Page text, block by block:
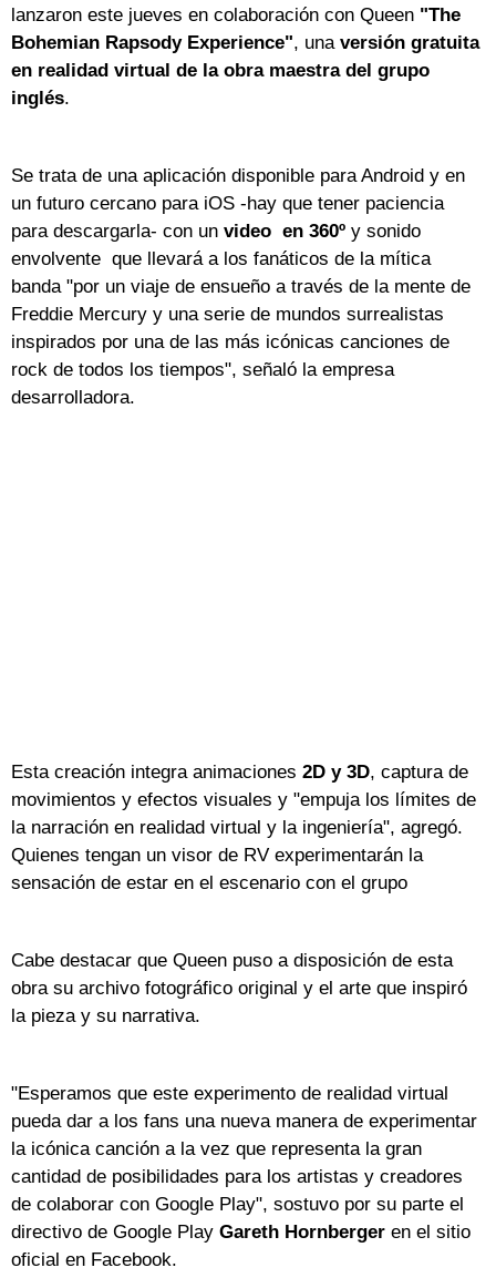
lanzaron este jueves en colaboración con Queen "The
Bohemian Rapsody Experience", una versión gratuita
en realidad virtual de la obra maestra del grupo
inglés.
Se trata de una aplicación disponible para Android y en
un futuro cercano para iOS -hay que tener paciencia
para descargarla- con un video en 360º y sonido
envolvente que llevará a los fanáticos de la mítica
banda "por un viaje de ensueño a través de la mente de
Freddie Mercury y una serie de mundos surrealistas
inspirados por una de las más icónicas canciones de
rock de todos los tiempos", señaló la empresa
desarrolladora.
Esta creación integra animaciones 2D y 3D, captura de
movimientos y efectos visuales y "empuja los límites de
la narración en realidad virtual y la ingeniería", agregó.
Quienes tengan un visor de RV experimentarán la
sensación de estar en el escenario con el grupo
Cabe destacar que Queen puso a disposición de esta
obra su archivo fotográfico original y el arte que inspiró
la pieza y su narrativa.
"Esperamos que este experimento de realidad virtual
pueda dar a los fans una nueva manera de experimentar
la icónica canción a la vez que representa la gran
cantidad de posibilidades para los artistas y creadores
de colaborar con Google Play", sostuvo por su parte el
directivo de Google Play Gareth Hornberger en el sitio
oficial en Facebook.